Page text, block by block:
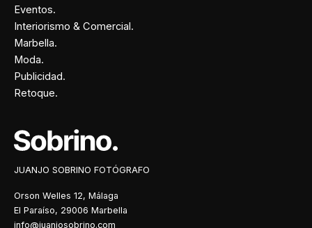
Eventos.
Interiorismo & Comercial.
Marbella.
Moda.
Publicidad.
Retoque.
JUANJO SOBRINO FOTÓGRAFO
Orson Welles 12, Málaga
El Paraíso, 29006 Marbella
info@juanjosobrino.com